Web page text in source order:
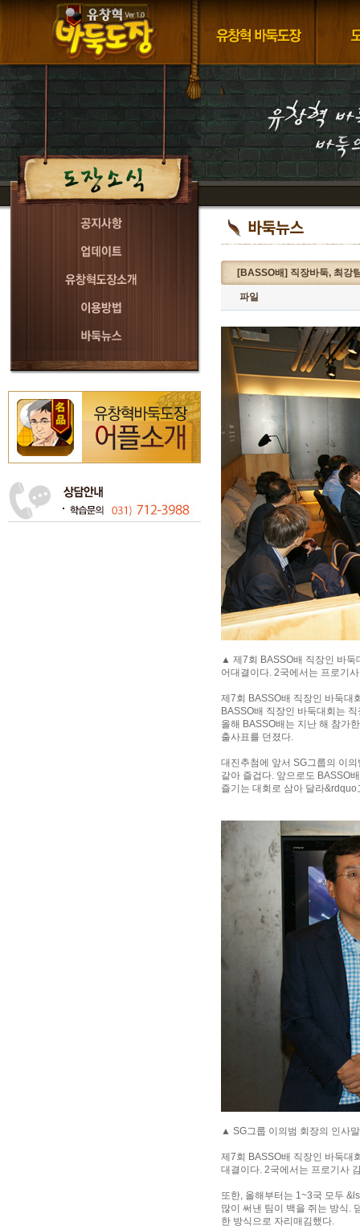
[BASSO배] 직장바둑, 최강
파일
▲ 제7회 BASSO배 직장인 바둑
어대결이다. 2국에서는 프로기
제7회 BASSO배 직장인 바둑대
BASSO배 직장인 바둑대회는
올해 BASSO배는 지난 해 참가
출사표를 던졌다.
대진추첨에 앞서 SG그룹의 이
같아 즐겁다. 앞으로도 BASSO
즐기는 대회로 삼아 달라
▲ SG그룹 이의범 회장의 인사
제7회 BASSO배 직장인 바둑대
대결이다. 2국에서는 프로기사
또한, 올해부터는 1~3국 모두
많이 써낸 팀이 백을 쥐는 방식.
한 방식으로 자리매김했다.